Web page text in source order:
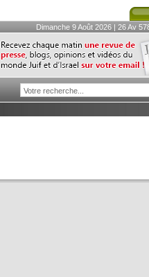
Dimanche 9 Août 2026 | 26 Av